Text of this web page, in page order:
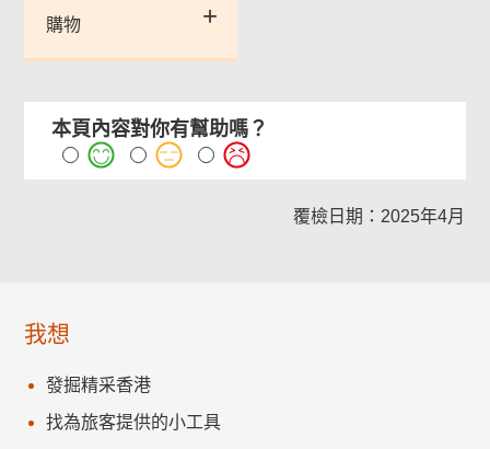
購物
本頁內容對你有幫助嗎？
覆檢日期：2025年4月
我想
發掘精采香港
找為旅客提供的小工具